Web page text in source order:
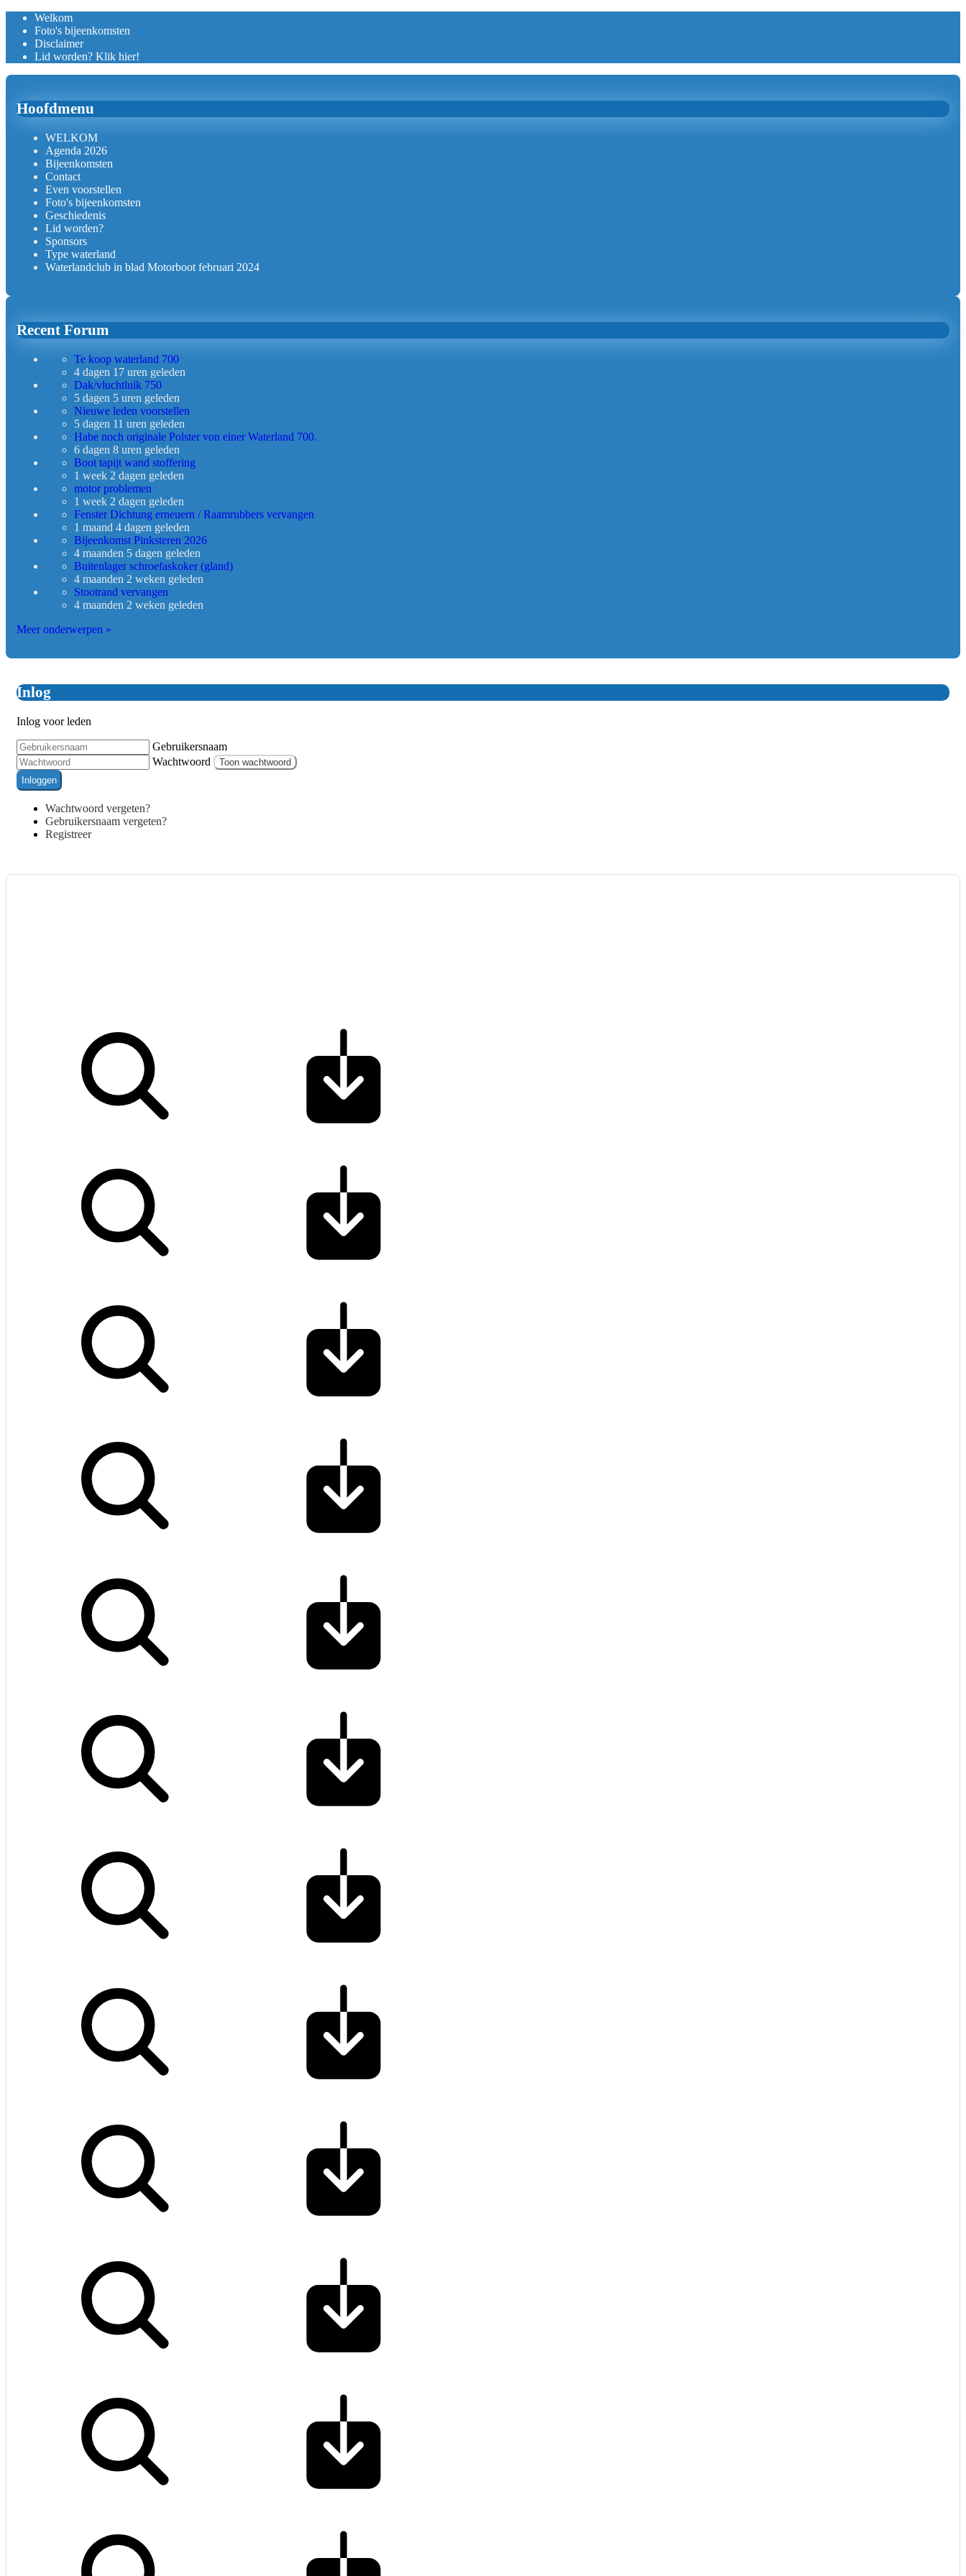
Welkom
Foto's bijeenkomsten
Disclaimer
Lid worden? Klik hier!
Hoofdmenu
WELKOM
Agenda 2026
Bijeenkomsten
Contact
Even voorstellen
Foto's bijeenkomsten
Geschiedenis
Lid worden?
Sponsors
Type waterland
Waterlandclub in blad Motorboot februari 2024
Recent Forum
Te koop waterland 700
4 dagen 17 uren geleden
Dak/vluchtluik 750
5 dagen 5 uren geleden
Nieuwe leden voorstellen
5 dagen 11 uren geleden
Habe noch originale Polster von einer Waterland 700.
6 dagen 8 uren geleden
Boot tapijt wand stoffering
1 week 2 dagen geleden
motor problemen
1 week 2 dagen geleden
Fenster Dichtung erneuern / Raamrubbers vervangen
1 maand 4 dagen geleden
Bijeenkomst Pinksteren 2026
4 maanden 5 dagen geleden
Buitenlager schroefaskoker (gland)
4 maanden 2 weken geleden
Stootrand vervangen
4 maanden 2 weken geleden
Meer onderwerpen »
Inlog
Inlog voor leden
Gebruikersnaam
Wachtwoord
Toon wachtwoord
Inloggen
Wachtwoord vergeten?
Gebruikersnaam vergeten?
Registreer